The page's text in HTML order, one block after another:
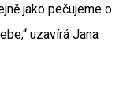
jako pečujeme o
uzavírá Jana